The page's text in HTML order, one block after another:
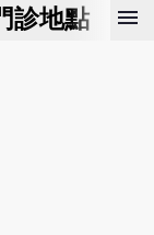
診地點 預
menu